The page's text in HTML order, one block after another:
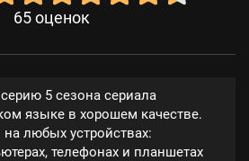
65 оценок
5 сезона сериала
языке в хорошем качестве.
любых устройствах:
телефонах и планшетах